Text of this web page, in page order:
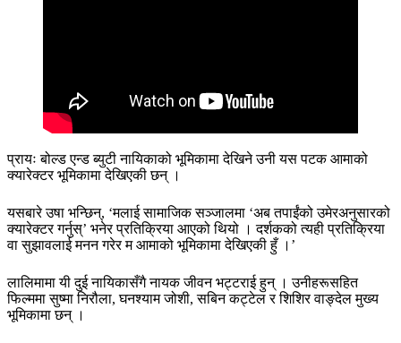
प्रायः बोल्ड एन्ड ब्युटी नायिकाको भूमिकामा देखिने उनी यस पटक आमाको
क्यारेक्टर भूमिकामा देखिएकी छन् ।
यसबारे उषा भन्छिन्, ‘मलाई सामाजिक सञ्जालमा ‘अब तपाईंको उमेरअनुसारको
क्यारेक्टर गर्नुस्‌’ भनेर प्रतिक्रिया आएको थियो । दर्शकको त्यही प्रतिक्रिया
वा सुझावलाई मनन गरेर म आमाको भूमिकामा देखिएकी हुँ ।’
लालिमामा यी दुई नायिकासँगै नायक जीवन भट्टराई हुन् । उनीहरूसहित
फिल्ममा सुष्मा निरौला, घनश्याम जोशी, सबिन कट्टेल र शिशिर वाङ्देल मुख्य
भूमिकामा छन् ।